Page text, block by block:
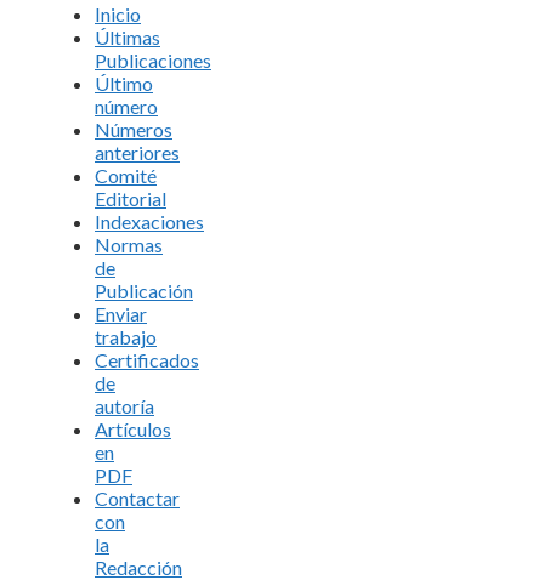
Inicio
Últimas
Publicaciones
Último
número
Números
anteriores
Comité
Editorial
Indexaciones
Normas
de
Publicación
Enviar
trabajo
Certificados
de
autoría
Artículos
en
PDF
Contactar
con
la
Redacción